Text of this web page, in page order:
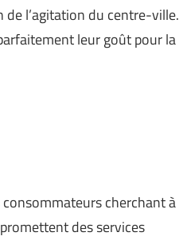
de l’agitation du centre-ville.
leur goût pour la
cherchant à
des services